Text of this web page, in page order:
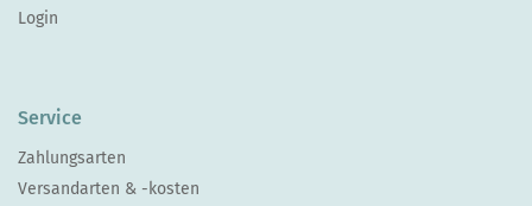
Login
Service
Zahlungsarten
Versandarten & -kosten